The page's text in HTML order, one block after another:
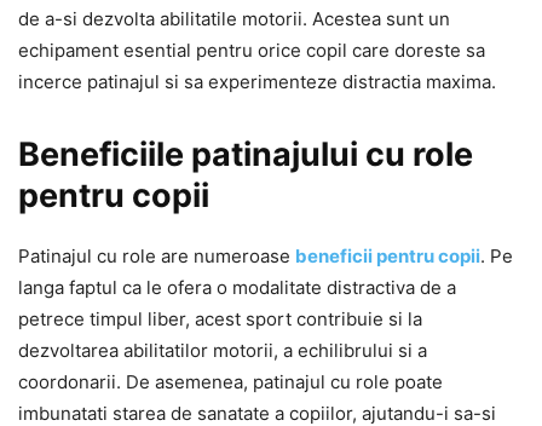
de a-si dezvolta abilitatile motorii. Acestea sunt un
echipament esential pentru orice copil care doreste sa
incerce patinajul si sa experimenteze distractia maxima.
Beneficiile patinajului cu role
pentru copii
Patinajul cu role are numeroase beneficii pentru copii. Pe
langa faptul ca le ofera o modalitate distractiva de a
petrece timpul liber, acest sport contribuie si la
dezvoltarea abilitatilor motorii, a echilibrului si a
coordonarii. De asemenea, patinajul cu role poate
imbunatati starea de sanatate a copiilor, ajutandu-i sa-si